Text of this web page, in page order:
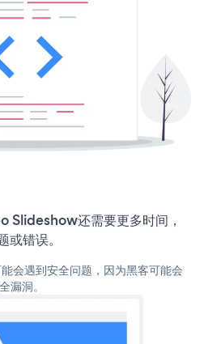
Slideshow还需要更多时间，
错误。
会遇到安全问题，因为黑客可能会
漏洞。